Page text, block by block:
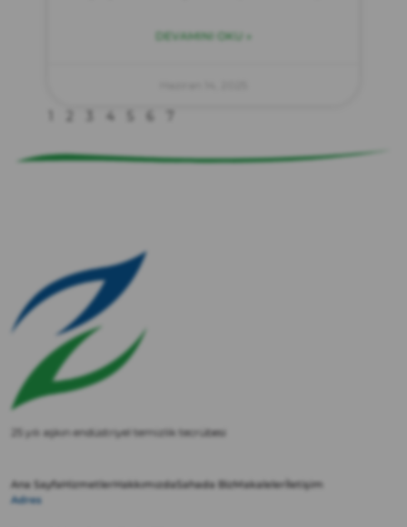
DEVAMINI OKU »
4
25 yılı aşkın endüstriyel temizlik tecrübesi
Ana SayfaHizmetlerHakkımızdaSahada BizMakaleler İletişim
Adres